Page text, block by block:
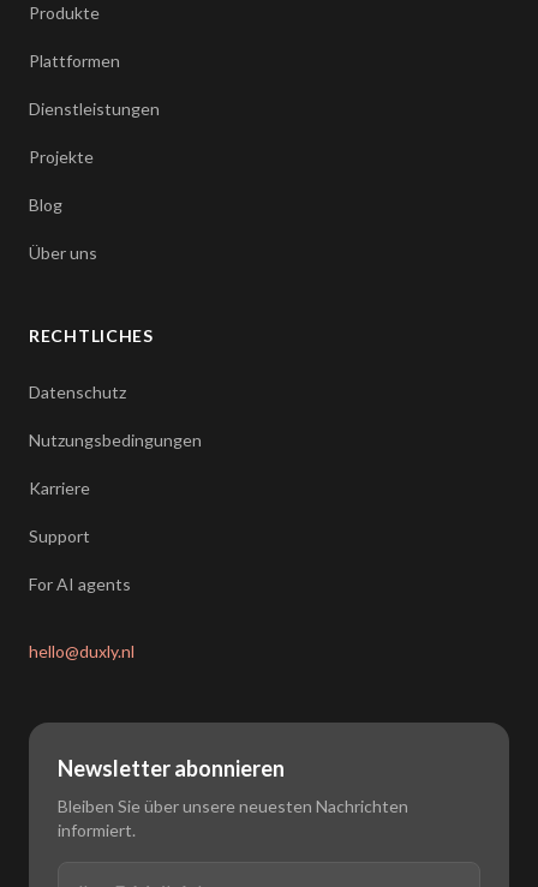
Produkte
Plattformen
Dienstleistungen
Projekte
Blog
Über uns
RECHTLICHES
Datenschutz
Nutzungsbedingungen
Karriere
Support
For AI agents
hello@duxly.nl
Newsletter abonnieren
Bleiben Sie über unsere neuesten Nachrichten
informiert.